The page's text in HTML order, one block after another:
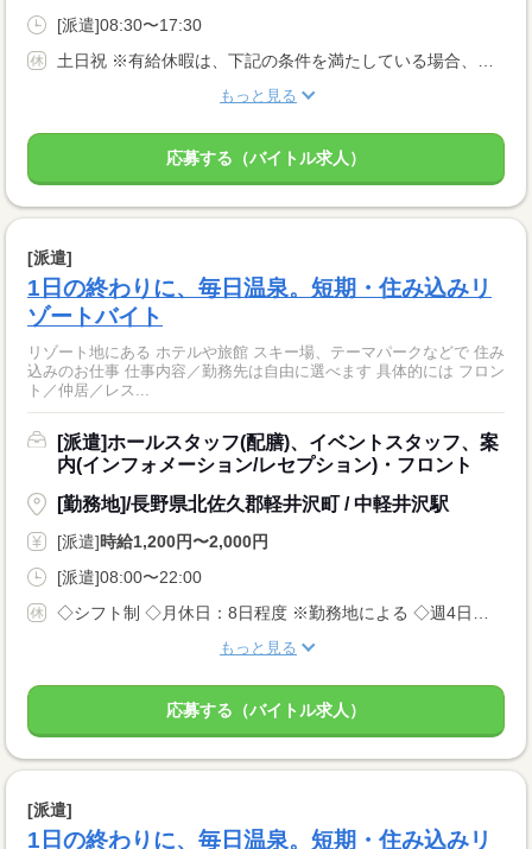
[派遣]08:30〜17:30
もっと見る
応募する（バイトル求人）
[派遣]
1日の終わりに、毎日温泉。短期・住み込みリ
ゾートバイト
リゾート地にある ホテルや旅館 スキー場、テーマパークなどで 住み
込みのお仕事 仕事内容／勤務先は自由に選べます 具体的には フロン
ト／仲居／レス...
[派遣]ホールスタッフ(配膳)、イベントスタッフ、案
内(インフォメーション/レセプション)・フロント
[勤務地]/長野県北佐久郡軽井沢町 / 中軽井沢駅
[派遣]時給1,200円〜2,000円
[派遣]08:00〜22:00
もっと見る
応募する（バイトル求人）
[派遣]
1日の終わりに、毎日温泉。短期・住み込みリ